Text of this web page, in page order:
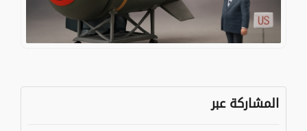
المشاركة عبر